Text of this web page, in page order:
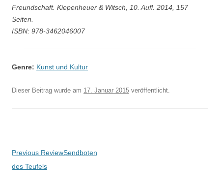
Freundschaft. Kiepenheuer & Witsch, 10. Aufl. 2014, 157
Seiten.
ISBN: 978-3462046007
Genre: Kunst und Kultur
Dieser Beitrag wurde am 17. Januar 2015 veröffentlicht.
Beitragsnavigation
Previous ReviewSendboten
des Teufels